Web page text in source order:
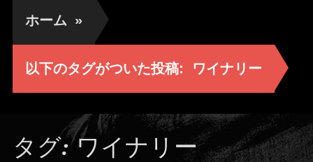
ホーム »
以下のタグがついた投稿: ワイナリー
タグ:ワイナリー